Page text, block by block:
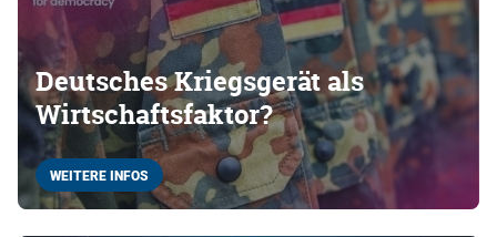
Deutsches Kriegsgerät als
Wirtschaftsfaktor?
WEITERE INFOS